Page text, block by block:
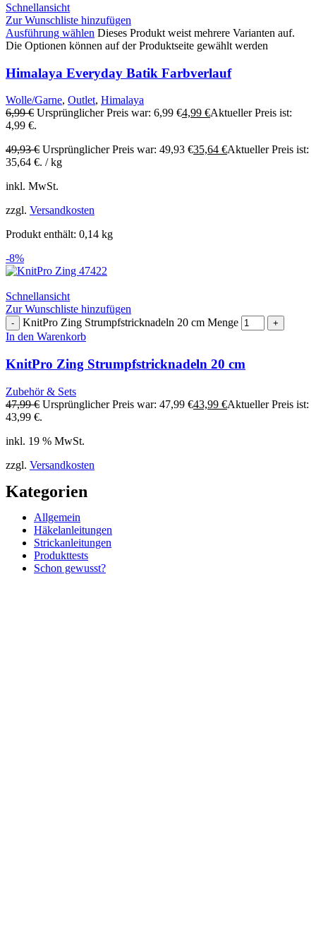
Schnellansicht
Zur Wunschliste hinzufügen
Ausführung wählen Dieses Produkt weist mehrere Varianten auf.
Die Optionen können auf der Produktseite gewählt werden
Himalaya Everyday Batik Farbverlauf
Wolle/Garne, Outlet, Himalaya
6,99€ Ursprünglicher Preis war: 6,99 €4,99 €Aktueller Preis ist:
4,99 €.
49,93€ Ursprünglicher Preis war: 49,93 €35,64 €Aktueller Preis ist:
35,64 €. /kg
inkl. MwSt.
zzgl. Versandkosten
Produkt enthält: 0,14 kg
-8%
Schnellansicht
Zur Wunschliste hinzufügen
KnitPro Zing Strumpfstricknadeln 20 cm Menge
In den Warenkorb
KnitPro Zing Strumpfstricknadeln 20 cm
Zubehör & Sets
47,99€ Ursprünglicher Preis war: 47,99 €43,99 €Aktueller Preis ist:
43,99 €.
inkl. 19 % MwSt.
zzgl. Versandkosten
Kategorien
Allgemein
Häkelanleitungen
Strickanleitungen
Produkttests
Schon gewusst?